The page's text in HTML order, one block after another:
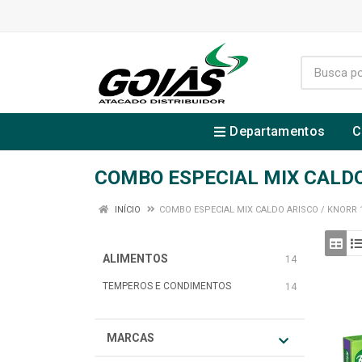
Departamentos
COMBO ESPECIAL MIX
INÍCIO COMBO ESPECIAL MIX CALDO ARISCO /
ALIMENTOS 14
TEMPEROS E CONDIMENTOS 14
MARCAS